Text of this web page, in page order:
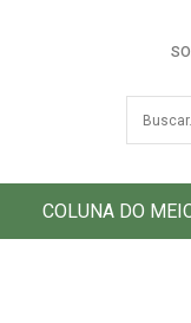
Busca
COLUNA DO